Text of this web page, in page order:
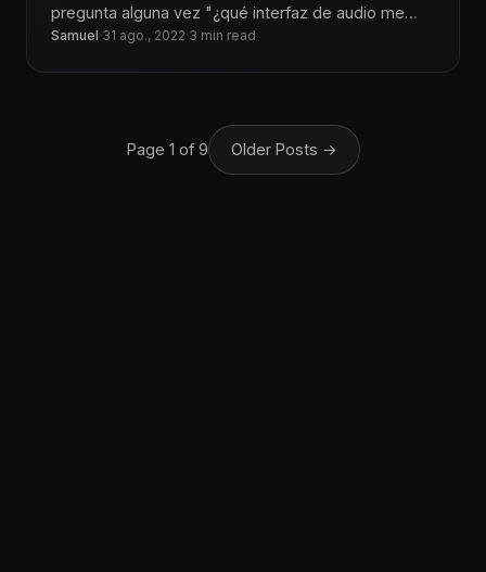
pregunta alguna vez "¿qué interfaz de audio me
conviene comprar para mi
Samuel·31 ago., 2022·3 min read
Page 1 of 9 Older Posts →